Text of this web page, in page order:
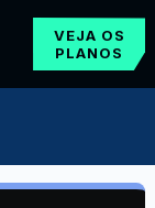
VEJA OS
PLANOS